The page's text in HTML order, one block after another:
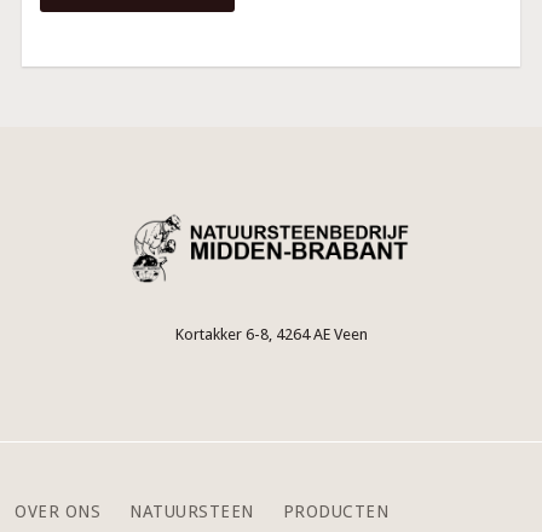
Kortakker 6-8, 4264 AE Veen
OVER ONS NATUURSTEEN
PRODUCTEN